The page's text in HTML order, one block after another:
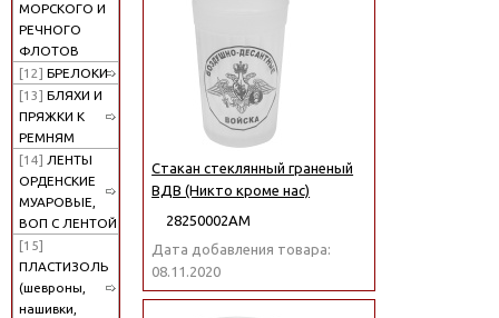
МОРСКОГО И
РЕЧНОГО
ФЛОТОВ
[12] БРЕЛОКИ
[13] БЛЯХИ И
ПРЯЖКИ К
РЕМНЯМ
[14] ЛЕНТЫ
ОРДЕНСКИЕ
МУАРОВЫЕ,
ВОП С ЛЕНТОЙ
[15]
ПЛАСТИЗОЛЬ
(шевроны,
нашивки,
Стакан стеклянный граненый
ВДВ (Никто кроме нас)
28250002АМ
Дата добавления товара:
08.11.2020